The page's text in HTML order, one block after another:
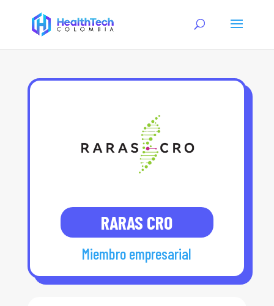
RARAS CRO
Miembro empresarial